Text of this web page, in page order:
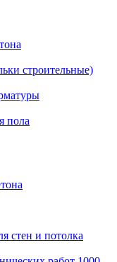
строительные)
пола
стен и потолка